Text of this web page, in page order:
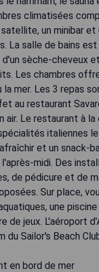
climatisées
un minibar et
La salle de bains
d'un sèche-cheveux
Les chambres
la mer. Les 3 repas
au restaurant
air. Le restaurant à la
italiennes le
et un snack-
midi. Des
de pédicure et de
Sur place,
une
de jeux. L'aéroport
du Sailor's Beach
en bord de mer